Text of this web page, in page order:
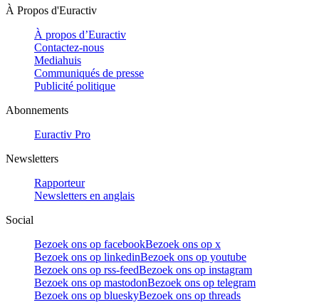
À Propos d'Euractiv
À propos d’Euractiv
Contactez-nous
Mediahuis
Communiqués de presse
Publicité politique
Abonnements
Euractiv Pro
Newsletters
Rapporteur
Newsletters en anglais
Social
Bezoek ons op facebookBezoek ons op x
Bezoek ons op linkedinBezoek ons op youtube
Bezoek ons op rss-feedBezoek ons op instagram
Bezoek ons op mastodonBezoek ons op telegram
Bezoek ons op blueskyBezoek ons op threads